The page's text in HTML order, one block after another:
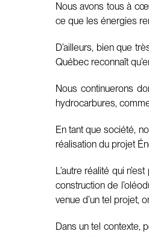
Nous avons tous à
ce que les énergies
D’ailleurs, bien que
Québec reconnaît
Nous continuerons
hydrocarbures,
En tant que société,
réalisation du projet
L’autre réalité qui
construction de
venue d’un tel projet,
Dans un tel contexte,